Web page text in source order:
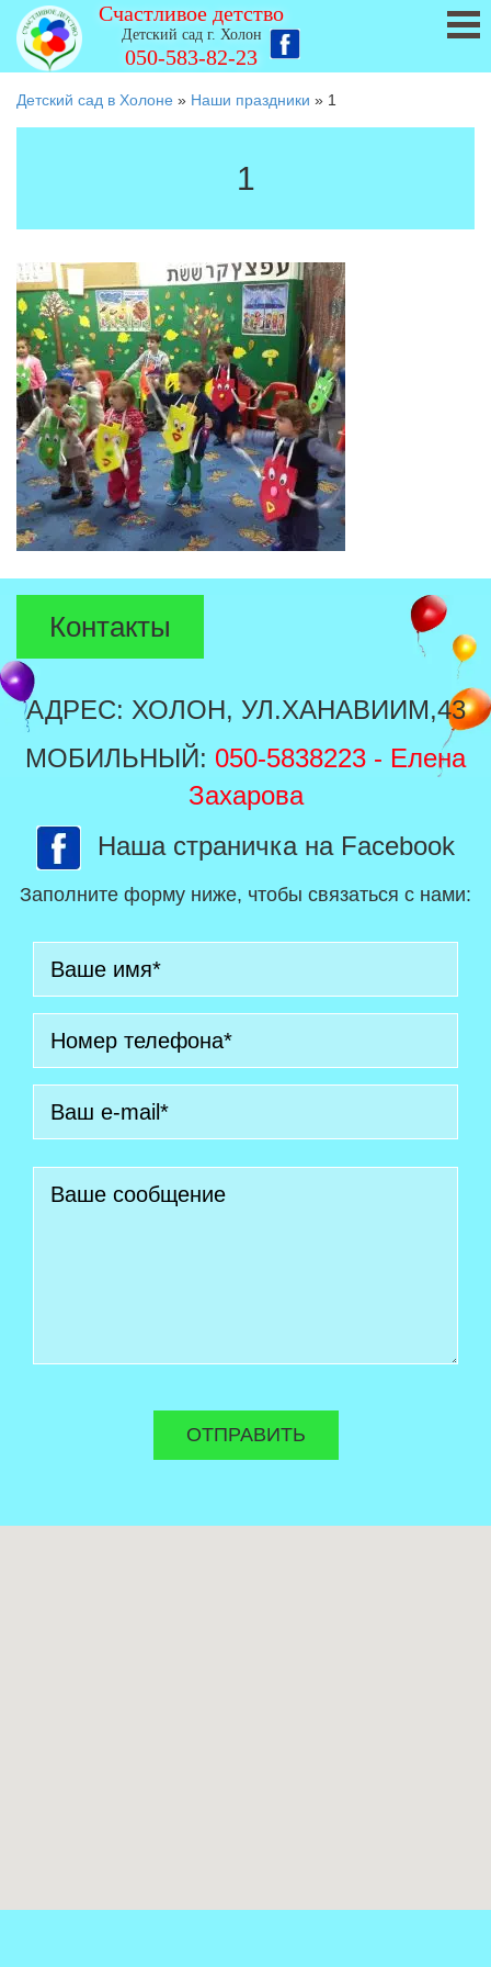
Счастливое детство
Детский сад г. Холон
050-583-82-23
Детский сад в Холоне » Наши праздники » 1
1
Контакты
АДРЕС: ХОЛОН, УЛ.ХАНАВИИМ,43
МОБИЛЬНЫЙ: 050-5838223 - Елена
Захарова
Наша страничка на Facebook
Заполните форму ниже, чтобы связаться с нами: